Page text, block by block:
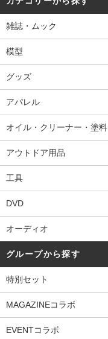
雑誌・ムック
模型
グッズ
アパレル
オイル・クリーナー・塗料
アウトドア用品
工具
DVD
オーディオ
グループから探す
特別セット
MAGAZINEコラボ
EVENTコラボ